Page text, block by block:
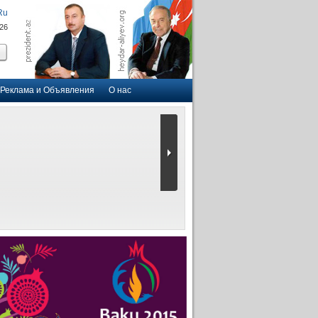
Реклама и Объявления О нас